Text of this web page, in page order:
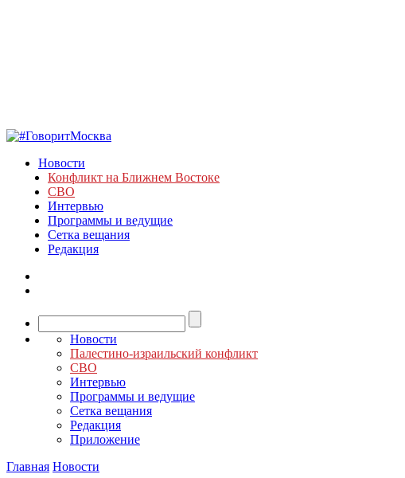
Новости
Конфликт на Ближнем Востоке
СВО
Интервью
Программы и ведущие
Сетка вещания
Редакция
Новости
Палестино-израильский конфликт
СВО
Интервью
Программы и ведущие
Сетка вещания
Редакция
Приложение
Главная Новости